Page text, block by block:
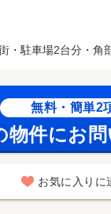
・駐車場2台分・
無料・簡単2
物件にお
お気に入りに